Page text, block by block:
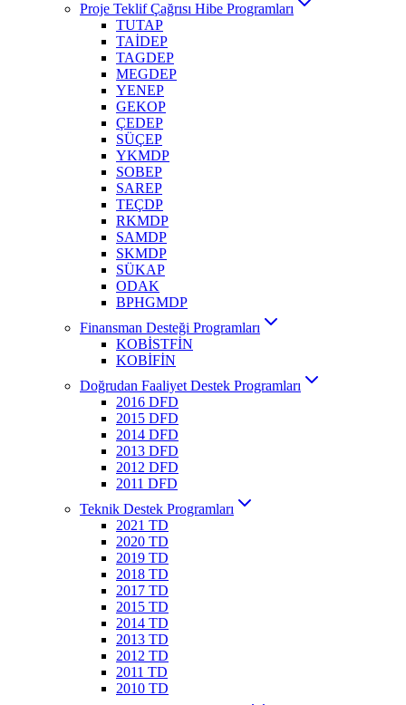
Proje Teklif Çağrısı Hibe Programları
TUTAP
TAİDEP
TAGDEP
MEGDEP
YENEP
GEKOP
ÇEDEP
SÜÇEP
YKMDP
SOBEP
SAREP
TEÇDP
RKMDP
SAMDP
SKMDP
SÜKAP
ODAK
BPHGMDP
Finansman Desteği Programları
KOBİSTFİN
KOBİFİN
Doğrudan Faaliyet Destek Programları
2016 DFD
2015 DFD
2014 DFD
2013 DFD
2012 DFD
2011 DFD
Teknik Destek Programları
2021 TD
2020 TD
2019 TD
2018 TD
2017 TD
2015 TD
2014 TD
2013 TD
2012 TD
2011 TD
2010 TD